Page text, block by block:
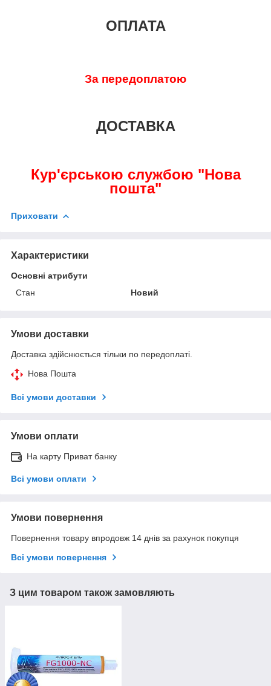
ОПЛАТА
За передоплатою
ДОСТАВКА
Кур'єрською службою "Нова
пошта"
Приховати
Характеристики
Основні атрибути
Стан
Новий
Умови доставки
Доставка здійснюється тільки по передоплаті.
Нова Пошта
Всі умови доставки
Умови оплати
На карту Приват банку
Всі умови оплати
Умови повернення
Повернення товару впродовж 14 днів за рахунок покупця
Всі умови повернення
З цим товаром також замовляють